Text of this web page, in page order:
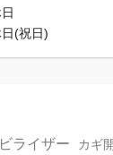
(祝日)
ライザー カギ